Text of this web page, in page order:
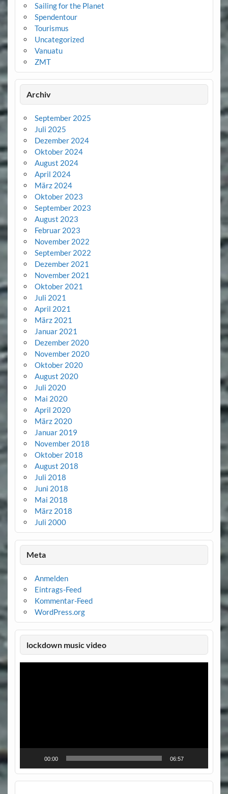
Sailing for the Planet
Spendentour
Tourismus
Uncategorized
Vanuatu
ZMT
Archiv
September 2025
Juli 2025
Dezember 2024
Oktober 2024
August 2024
April 2024
März 2024
Oktober 2023
September 2023
August 2023
Februar 2023
November 2022
September 2022
Dezember 2021
November 2021
Oktober 2021
Juli 2021
April 2021
März 2021
Januar 2021
Dezember 2020
November 2020
Oktober 2020
August 2020
Juli 2020
Mai 2020
April 2020
März 2020
Januar 2019
November 2018
Oktober 2018
August 2018
Juli 2018
Juni 2018
Mai 2018
März 2018
Juli 2000
Meta
Anmelden
Eintrags-Feed
Kommentar-Feed
WordPress.org
lockdown music video
00:00 06:57